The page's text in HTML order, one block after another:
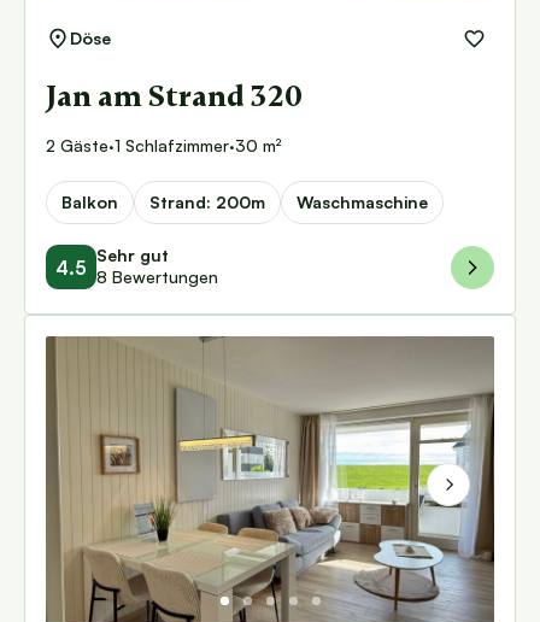
Döse
Jan am Strand 320
2 Gäste·1 Schlafzimmer·30 m²
Balkon Strand: 200m Waschmaschine
4.5 Sehr gut
8 Bewertungen
Next